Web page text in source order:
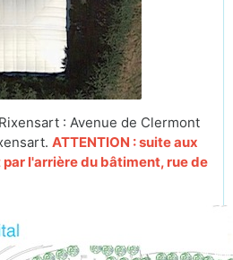
: Avenue de Clermont
ATTENTION : suite aux
l'arrière du bâtiment, rue de